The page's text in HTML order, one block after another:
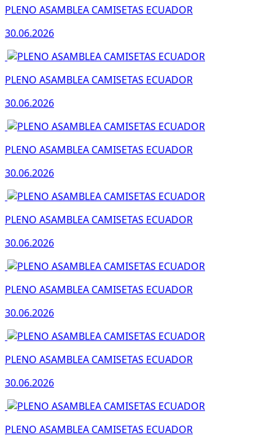
PLENO ASAMBLEA CAMISETAS ECUADOR
30.06.2026
PLENO ASAMBLEA CAMISETAS ECUADOR
30.06.2026
PLENO ASAMBLEA CAMISETAS ECUADOR
30.06.2026
PLENO ASAMBLEA CAMISETAS ECUADOR
30.06.2026
PLENO ASAMBLEA CAMISETAS ECUADOR
30.06.2026
PLENO ASAMBLEA CAMISETAS ECUADOR
30.06.2026
PLENO ASAMBLEA CAMISETAS ECUADOR